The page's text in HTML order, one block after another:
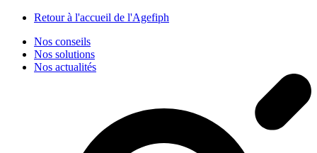
Retour à l'accueil de l'Agefiph
Nos conseils
Nos solutions
Nos actualités